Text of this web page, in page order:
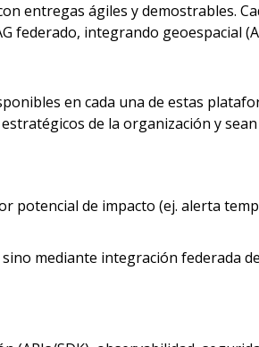
entregas ágiles y demostrables.
federado, integrando geoespacial
en cada una de estas
de la organización y sean
potencial de impacto (ej. alerta
sino mediante integración federada de